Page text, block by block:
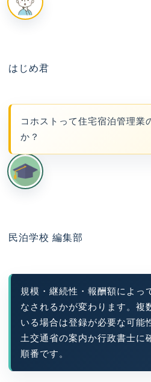
はじめ君
コホストって住宅宿泊管理業
か？
民泊学校 編集部
規模・継続性・報酬額によっ
なされるかが変わります。複
いる場合は登録が必要な可能
土交通省の案内か行政書士に
順番です。